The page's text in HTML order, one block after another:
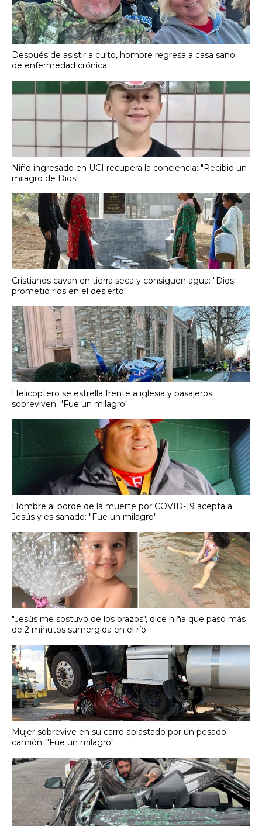
Después de asistir a culto, hombre regresa a casa sano
de enfermedad crónica
Niño ingresado en UCI recupera la conciencia: "Recibió un
milagro de Dios"
Cristianos cavan en tierra seca y consiguen agua: "Dios
prometió ríos en el desierto"
Helicóptero se estrella frente a iglesia y pasajeros
sobreviven: "Fue un milagro"
Hombre al borde de la muerte por COVID-19 acepta a
Jesús y es sanado: "Fue un milagro"
"Jesús me sostuvo de los brazos", dice niña que pasó más
de 2 minutos sumergida en el río
Mujer sobrevive en su carro aplastado por un pesado
camión: "Fue un milagro"